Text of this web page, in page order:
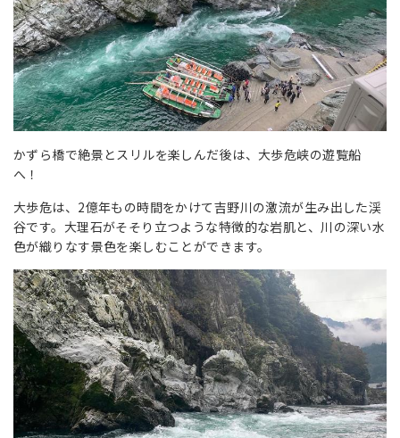
かずら橋で絶景とスリルを楽しんだ後は、大歩危峡の遊覧船
へ！
大歩危は、2億年もの時間をかけて吉野川の激流が生み出した渓
谷です。大理石がそそり立つような特徴的な岩肌と、川の深い水
色が織りなす景色を楽しむことができます。